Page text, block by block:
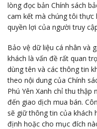
lòng đọc bản Chính sách
cam kết mà chúng tôi thực
quyền lợi của người truy
Bảo vệ dữ liệu cá nhân và
khách là vấn đề rất quan
dùng tên và các thông tin
theo nội dung của Chính
Phú Yên Xanh chỉ thu
đến giao dịch mua bán.
sẽ giữ thông tin của khách
định hoặc cho mục đích